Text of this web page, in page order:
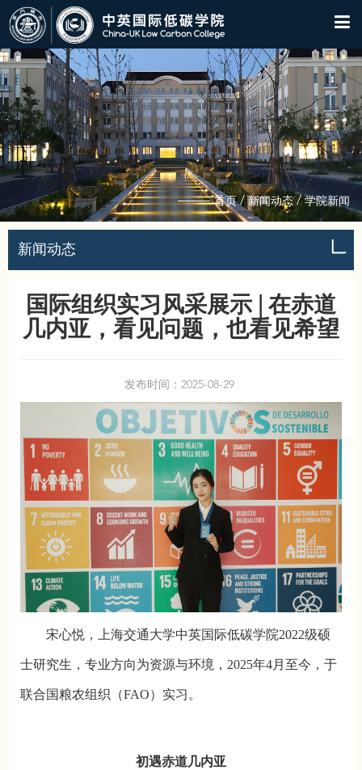
首页/新闻动态/ 学院新闻
新闻动态
国际组织实习风采展示 | 在赤道
几内亚，看见问题，也看见希望
发布时间：2025-08-29
宋心悦，上海交通大学中英国际低碳学院2022级硕
士研究生，专业方向为资源与环境，2025年4月至今，于
联合国粮农组织（FAO）实习。
初遇赤道几内亚